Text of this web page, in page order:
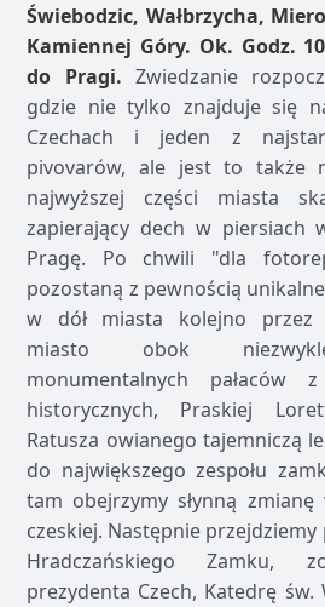
Świebodzic, Wałbrzycha,
Kamiennej Góry. Ok. Godz.
do Pragi. Zwiedzanie
gdzie nie tylko znajduje się
Czechach i jeden z
pivovarów, ale jest to także
najwyższej części miasta
zapierający dech w piersiach
Pragę. Po chwili "dla
pozostaną z pewnością
w dół miasta kolejno przez
miasto obok
monumentalnych pałaców
historycznych, Praskiej
Ratusza owianego tajemniczą
do największego zespołu
tam obejrzymy słynną
czeskiej. Następnie
Hradczańskiego Zamku,
prezydenta Czech, Katedrę św.